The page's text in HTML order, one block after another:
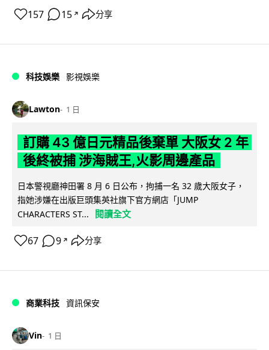
157 15 ↗ 分享
科技娛樂 影視娛樂
Lawton 1 日
訂購 43 億日元精品後棄單 大阪女 2 年
後終被捕 涉海賊王,火影周邊產品
日本警視廳神田署 8 月 6 日公布，拘捕一名 32 歲大阪女子，
指她涉嫌在出版巨頭集英社旗下官方網店「JUMP
CHARACTERS ST...
閱讀全文
67 9 ↗ 分享
商業科技 資訊保安
Vin 1 日